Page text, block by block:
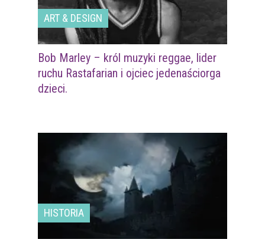
ART & DESIGN
Bob Marley – król muzyki reggae, lider
ruchu Rastafarian i ojciec jedenaściorga
dzieci.
HISTORIA